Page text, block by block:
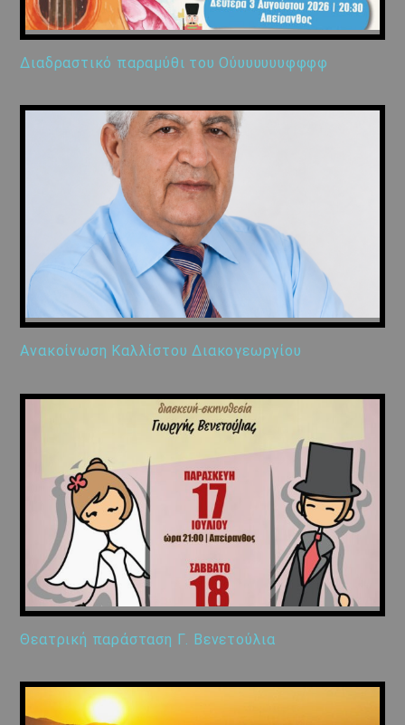
Διαδραστικό παραμύθι του Ούυυυυυυφφφφ
Ανακοίνωση Καλλίστου Διακογεωργίου
Θεατρική παράσταση Γ. Βενετούλια